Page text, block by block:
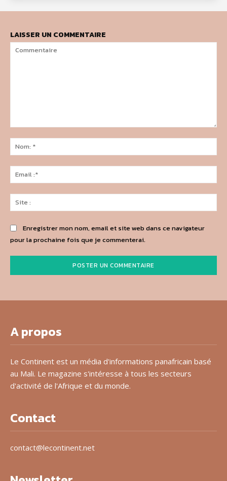
LAISSER UN COMMENTAIRE
*
:*
:
Enregistrer mon nom, email et site web dans ce navigateur
pour la prochaine fois que je commenterai.
A propos
Le Continent est un média d'informations panafricain basé
au Mali. Le magazine s'intéresse à tous les secteurs
d'activité de l'Afrique et du monde.
Contact
contact@lecontinent.net